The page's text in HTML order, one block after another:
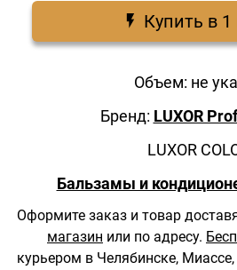
Купить в
Объем: не
Бренд: LUXOR
LUXOR
Бальзамы и
Оформите заказ и товар
магазин или по адресу.
курьером в Челябинске,